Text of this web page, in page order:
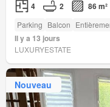
4 2 86 m²
Parking Balcon
Il y a 13 jours
LUXURYESTATE
Nouveau